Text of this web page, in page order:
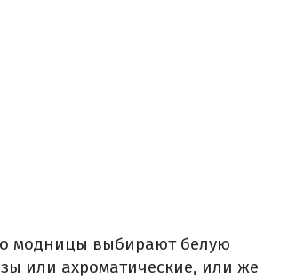
модницы выбирают белую
или ахроматические, или же